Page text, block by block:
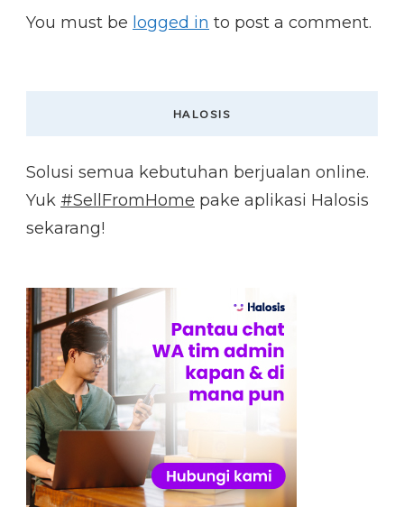
You must be logged in to post a comment.
HALOSIS
Solusi semua kebutuhan berjualan online.
Yuk #SellFromHome pake aplikasi Halosis
sekarang!